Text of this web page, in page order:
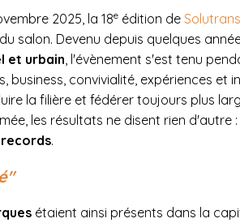
2025, la 18e édition de Solutrans
salon. Devenu depuis quelques
et urbain , l'évènement s'est tenu
business, convivialité, expériences et
la filière et fédérer toujours plus
les résultats ne disent rien d'autre :
.
étaient ainsi présents dans la